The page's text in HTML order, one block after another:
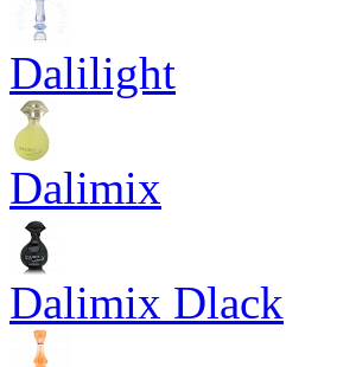
Dalilight
Dalimix
Dalimix Dlack